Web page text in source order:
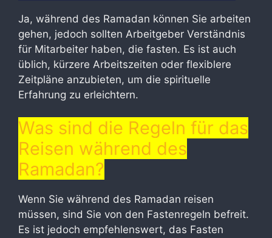
Ja, während des Ramadan können Sie arbeiten
gehen, jedoch sollten Arbeitgeber Verständnis
für Mitarbeiter haben, die fasten. Es ist auch
üblich, kürzere Arbeitszeiten oder flexiblere
Zeitpläne anzubieten, um die spirituelle
Erfahrung zu erleichtern.
Was sind die Regeln für das
Reisen während des
Ramadan?
Wenn Sie während des Ramadan reisen
müssen, sind Sie von den Fastenregeln befreit.
Es ist jedoch empfehlenswert, das Fasten